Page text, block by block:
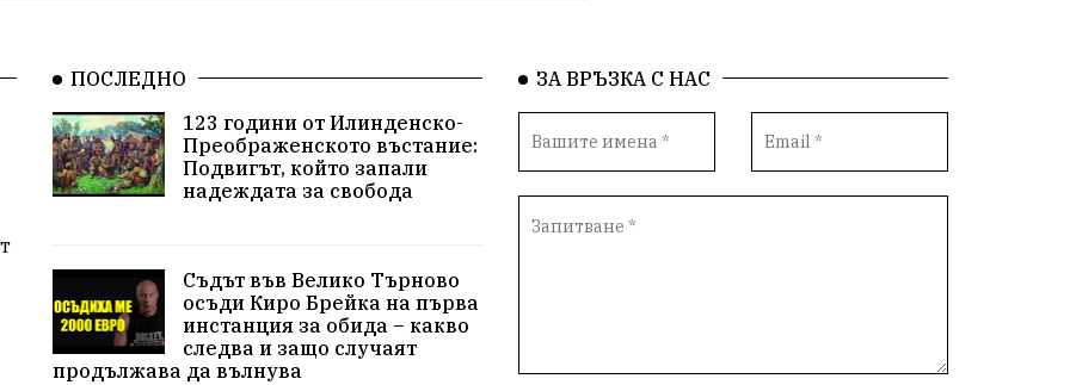
ПОСЛЕДНО
123 години от Илинденско-
Преображенското въстание:
Подвигът, който запали
надеждата за свобода
Съдът във Велико Търново
осъди Киро Брейка на първа
инстанция за обида – какво
следва и защо случаят
продължава да вълнува
ЗА ВРЪЗКА С НАС